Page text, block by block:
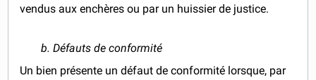
vendus aux enchères ou par un huissier de justice.
b. Défauts de conformité
Un bien présente un défaut de conformité lorsque, par